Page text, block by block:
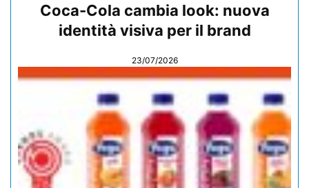
Coca-Cola cambia look: nuova
identità visiva per il brand
23/07/2026